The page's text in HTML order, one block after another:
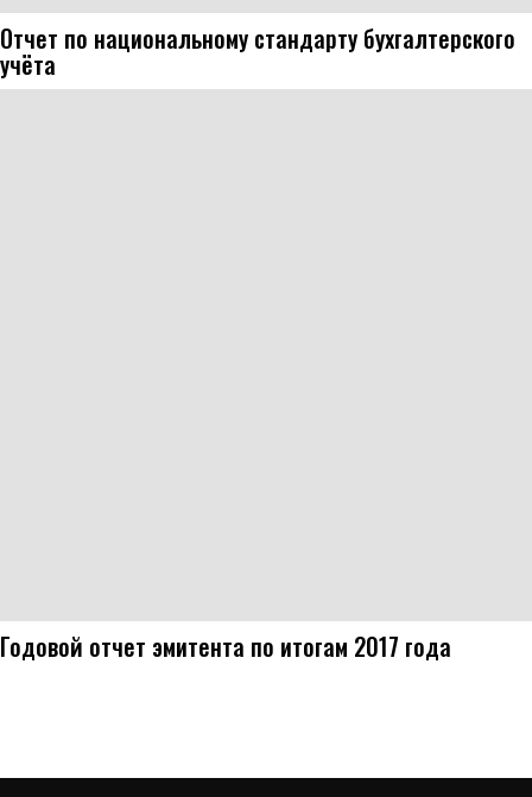
Отчет по национальному стандарту бухгалтерского
учёта
Годовой отчет эмитента по итогам 2017 года